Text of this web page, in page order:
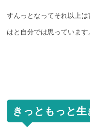
すんっとなってそれ以上
はと自分では思っています
きっともっと生